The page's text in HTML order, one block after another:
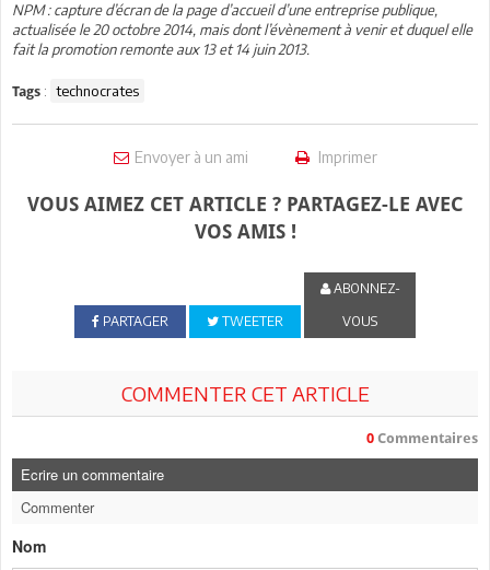
NPM : capture d’écran de la page d’accueil d’une entreprise publique,
actualisée le 20 octobre 2014, mais dont l’évènement à venir et duquel elle
fait la promotion remonte aux 13 et 14 juin 2013.
Tags : technocrates
Envoyer à un ami Imprimer
VOUS AIMEZ CET ARTICLE ? PARTAGEZ-LE AVEC
VOS AMIS !
PARTAGER TWEETER
ABONNEZ-
VOUS
COMMENTER CET ARTICLE
0 Commentaires
Ecrire un commentaire
Commenter
Nom